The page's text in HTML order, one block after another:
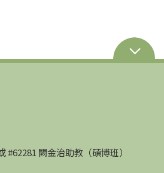
#62281 闕金治助教（碩博班）